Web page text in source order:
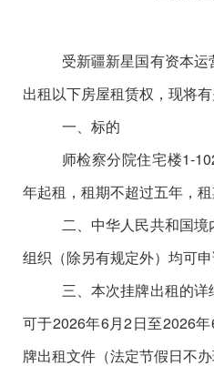
受新疆新星国有资本
出租以下房屋租赁权，现将
一、标的
师检察分院住宅楼1-
年起租，租期不超过五年，租
二、中华人民共和国
组织（除另有规定外）均可申
三、本次挂牌出租的
可于2026年6月2日至2026
牌出租文件（法定节假日不办